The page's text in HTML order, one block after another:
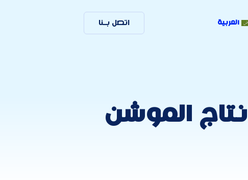
العربية اتصل بـنا
الموشن